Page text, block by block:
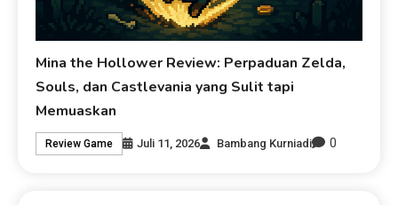
Mina the Hollower Review: Perpaduan Zelda,
Souls, dan Castlevania yang Sulit tapi
Memuaskan
Review Game Juli 11, 2026 Bambang Kurniadi 0